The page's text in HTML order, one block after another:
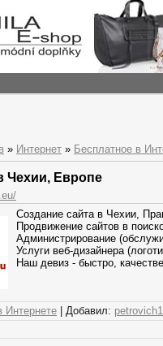
» Интернет » Бесплатное в
Чехии, Европе
Создание сайта в Чехии,
Продвижение сайтов в
Администрирование
Услуги веб-дизайнера
Наш девиз - быстро,
Интернете | Добавил: